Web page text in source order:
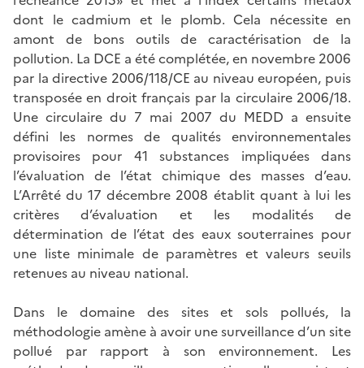
dont le cadmium et le plomb. Cela nécessite en
amont de bons outils de caractérisation de la
pollution. La DCE a été complétée, en novembre 2006
par la directive 2006/118/CE au niveau européen, puis
transposée en droit français par la circulaire 2006/18.
Une circulaire du 7 mai 2007 du MEDD a ensuite
défini les normes de qualités environnementales
provisoires pour 41 substances impliquées dans
l’évaluation de l’état chimique des masses d’eau.
L’Arrêté du 17 décembre 2008 établit quant à lui les
critères d’évaluation et les modalités de
détermination de l’état des eaux souterraines pour
une liste minimale de paramètres et valeurs seuils
retenues au niveau national.
Dans le domaine des sites et sols pollués, la
méthodologie amène à avoir une surveillance d’un site
pollué par rapport à son environnement. Les